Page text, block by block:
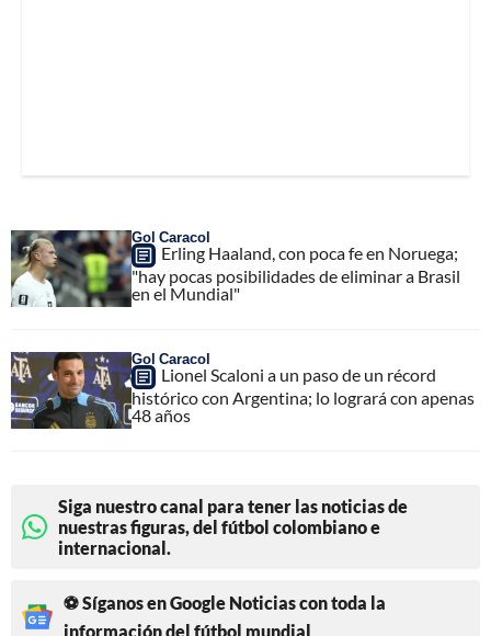
Gol Caracol
Erling Haaland, con poca fe en Noruega;
"hay pocas posibilidades de eliminar a Brasil
en el Mundial"
Gol Caracol
Lionel Scaloni a un paso de un récord
histórico con Argentina; lo logrará con apenas
48 años
Siga nuestro canal para tener las noticias de
nuestras figuras, del fútbol colombiano e
internacional.
⚽ Síganos en Google Noticias con toda la
información del fútbol mundial